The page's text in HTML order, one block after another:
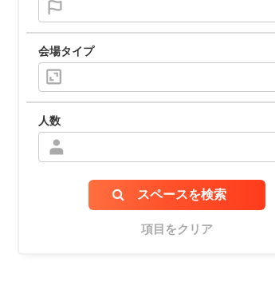
会場タイプ
人数
スペースを検索
項目をクリア